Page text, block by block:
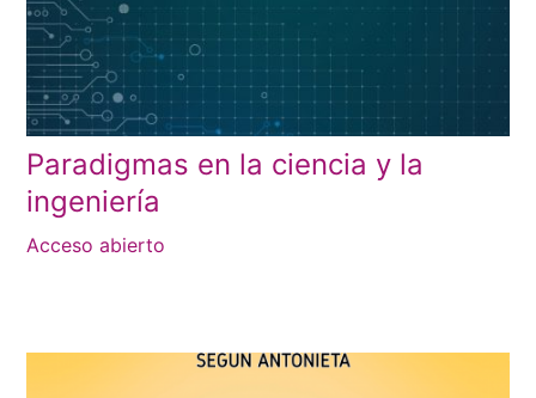
Paradigmas en la ciencia y la
ingeniería
Acceso abierto